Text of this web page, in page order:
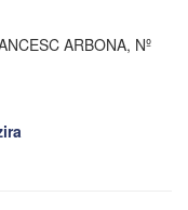
ARBONA, Nº